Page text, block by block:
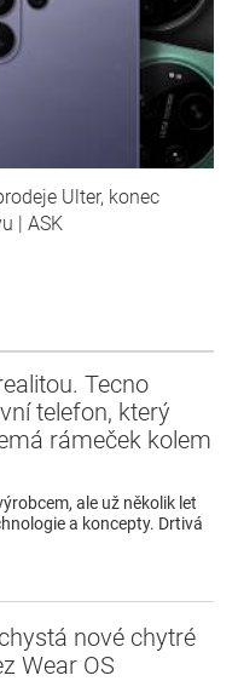
Ulter, konec
| ASK
Tecno
telefon, který
rámeček kolem
ale už několik let
a koncepty. Drtivá
nové chytré
Wear OS